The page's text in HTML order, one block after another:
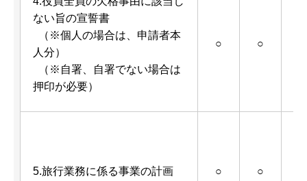
ない旨の宣誓書
（※個人の場合は、申請者本
人分）
（※自署、自署でない場合は
押印が必要）
○ ○
5.旅行業務に係る事業の計画 ○ ○